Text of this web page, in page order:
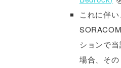
これに伴い
ションで
場合、そ